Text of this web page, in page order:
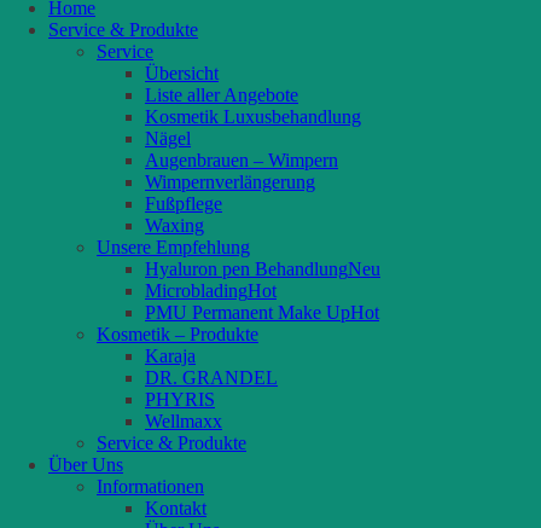
Home
Service & Produkte
Service
Übersicht
Liste aller Angebote
Kosmetik Luxusbehandlung
Nägel
Augenbrauen – Wimpern
Wimpernverlängerung
Fußpflege
Waxing
Unsere Empfehlung
Hyaluron pen Behandlung
Microblading
PMU Permanent Make Up
Kosmetik – Produkte
Karaja
DR. GRANDEL
PHYRIS
Wellmaxx
Service & Produkte
Über Uns
Informationen
Kontakt